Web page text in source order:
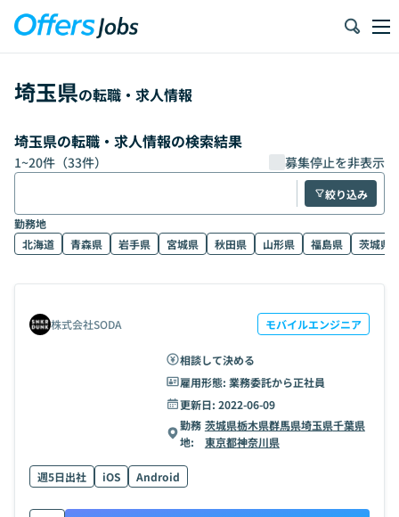
埼玉県の転職・求人情報
埼玉県の転職・求人情報の検索結果
1~20件（33件） 募集停止を非表示
絞り込み
勤務地
北海道
青森県 岩手県 宮城県 秋田県 山形県 福島県 茨城県
株式会社SODA モバイルエンジニア
相談して決める
雇用形態: 業務委託から正社員
更新日: 2022-06-09
勤務
地:
茨城県栃木県群馬県埼玉県千葉県
東京都神奈川県
週5日出社 iOS Android